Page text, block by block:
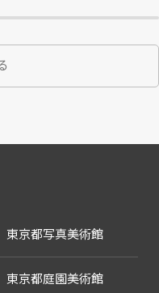
東京都写真美術館
東京都庭園美術館